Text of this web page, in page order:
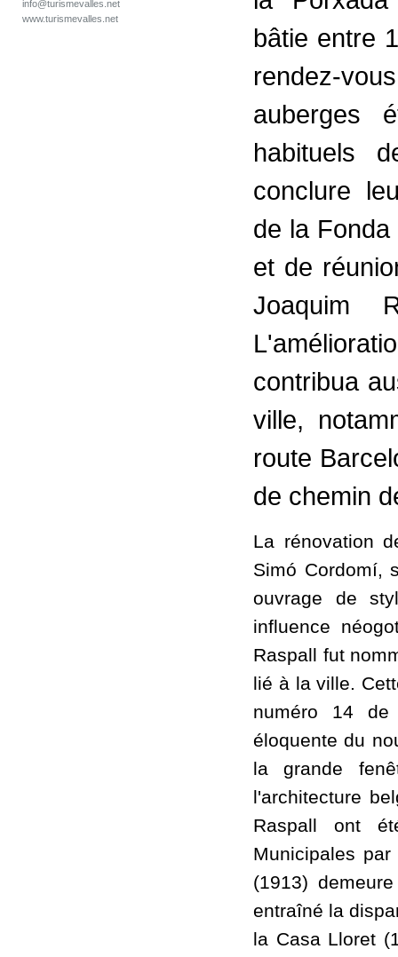
info@turismevalles.net
www.turismevalles.net
bâtie entre
rendez-
auberges
habituels
conclure
de la
et de
Joaquim
contribua
ville,
route
de chemin
La rénovation
Simó Cordomí,
ouvrage de
influence
Raspall fut
lié à la ville.
numéro 14
éloquente du
la grande
l'architecture
Raspall ont
Municipales
(1913)
entraîné la
la Casa Lloret